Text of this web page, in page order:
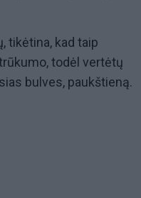
tikėtina, kad taip
todėl vertėtų
bulves, paukštieną.